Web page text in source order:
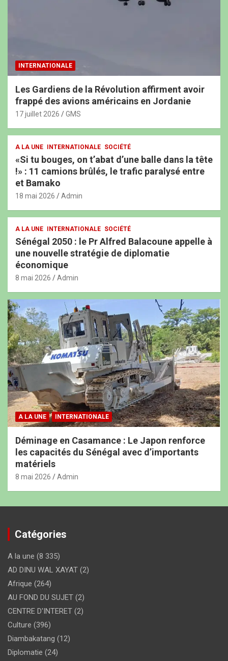
INTERNATIONALE
Les Gardiens de la Révolution affirment avoir
frappé des avions américains en Jordanie
17 juillet 2026 GMS
A LA UNE INTERNATIONALE SOCIÉTÉ
«Si tu bouges, on t’abat d’une balle dans la tête
!» : 11 camions brûlés, le trafic paralysé entre
et Bamako
18 mai 2026 Admin
A LA UNE INTERNATIONALE SOCIÉTÉ
Sénégal 2050 : le Pr Alfred Balacoune appelle à
une nouvelle stratégie de diplomatie
économique
8 mai 2026 Admin
A LA UNE INTERNATIONALE
Déminage en Casamance : Le Japon renforce
les capacités du Sénégal avec d’importants
matériels
8 mai 2026 Admin
Catégories
A la une (8 335)
AD DINU WAL XAYAT (2)
Afrique (264)
AU FOND DU SUJET (2)
CENTRE D'INTERET (2)
Culture (396)
Diambakatang (12)
Diplomatie (24)